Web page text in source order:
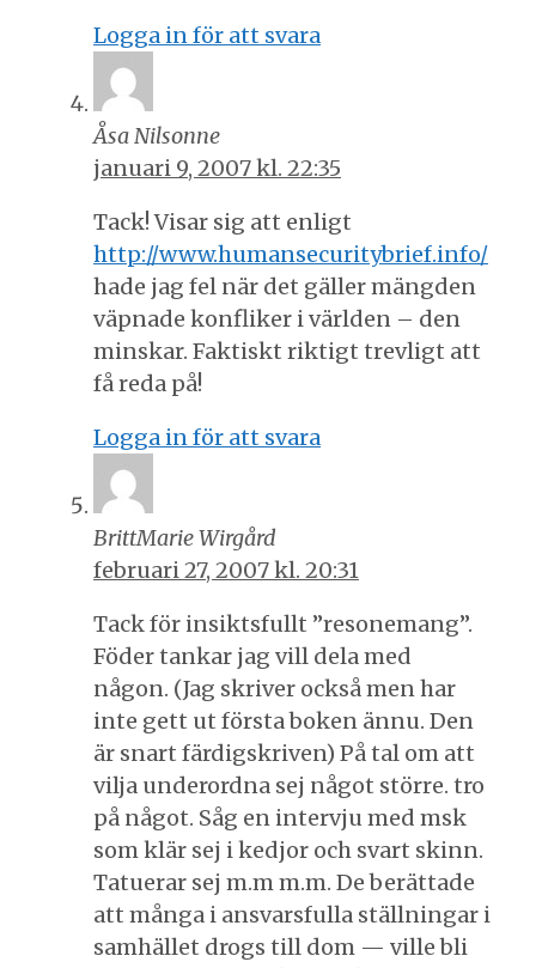
Logga in för att svara
Åsa Nilsonne
januari 9, 2007 kl. 22:35
Tack! Visar sig att enligt
http://www.humansecuritybrief.info/
hade jag fel när det gäller mängden
väpnade konfliker i världen – den
minskar. Faktiskt riktigt trevligt att
få reda på!
Logga in för att svara
BrittMarie Wirgård
februari 27, 2007 kl. 20:31
Tack för insiktsfullt ”resonemang”.
Föder tankar jag vill dela med
någon. (Jag skriver också men har
inte gett ut första boken ännu. Den
är snart färdigskriven) På tal om att
vilja underordna sej något större. tro
på något. Såg en intervju med msk
som klär sej i kedjor och svart skinn.
Tatuerar sej m.m m.m. De berättade
att många i ansvarsfulla ställningar i
samhället drogs till dom — ville bli